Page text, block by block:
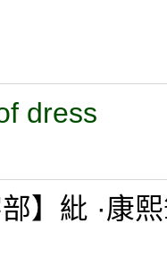
dress
部】紕 ·康